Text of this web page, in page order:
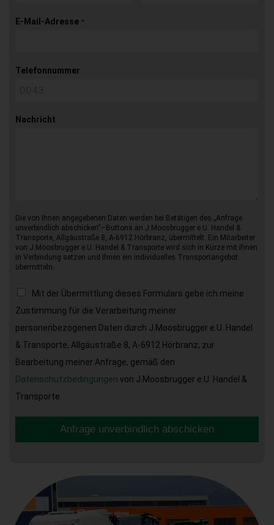
E-Mail-Adresse *
Telefonnummer
Nachricht
Die von Ihnen angegebenen Daten werden bei Betätigen des „Anfrage
unverbindlich abschicken“–Buttons an J.Moosbrugger e.U. Handel &
Transporte, Allgäustraße 8, A-6912 Hörbranz, übermittelt. Ein Mitarbeiter
von J.Moosbrugger e.U. Handel & Transporte wird sich in Kürze mit Ihnen
in Verbindung setzen und Ihnen ein individuelles Transportangebot
übermitteln.
Mit der Übermittlung dieses Formulars gebe ich meine
Zustimmung für die Verarbeitung meiner
personenbezogenen Daten durch J.Moosbrugger e.U. Handel
& Transporte, Allgäustraße 8, A-6912 Hörbranz, zur
Bearbeitung meiner Anfrage, gemäß den
Datenschutzbedingungen von J.Moosbrugger e.U. Handel &
Transporte.
Anfrage unverbindlich abschicken